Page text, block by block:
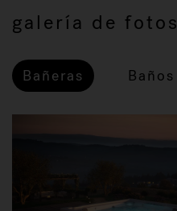
galería de fotos
Bañeras Baños